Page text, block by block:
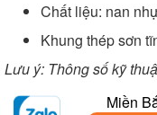
Chất liệu: nan
Khung thép sơn
Lưu ý: Thông số kỹ
Miền